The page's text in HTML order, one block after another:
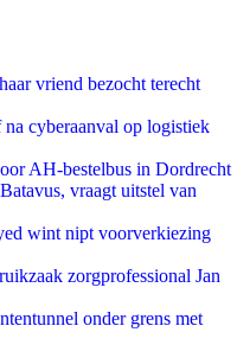
vriend bezocht terecht
cyberaanval op logistiek
AH-bestelbus in Dordrecht
vraagt uitstel van
wint nipt voorverkiezing
zorgprofessional Jan
onder grens met